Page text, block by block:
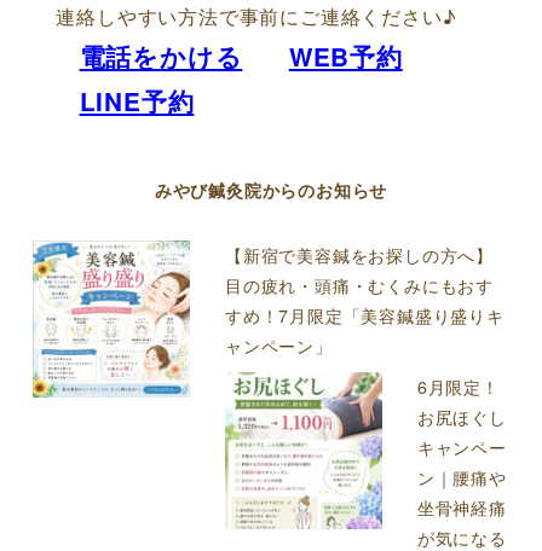
連絡しやすい方法で事前にご連絡ください♪
電話をかける
WEB予約
LINE予約
みやび鍼灸院からのお知らせ
【新宿で美容鍼をお探しの方へ】
目の疲れ・頭痛・むくみにもおす
すめ！7月限定「美容鍼盛り盛りキ
ャンペーン」
6月限定！
お尻ほぐし
キャンペー
ン｜腰痛や
坐骨神経痛
が気になる